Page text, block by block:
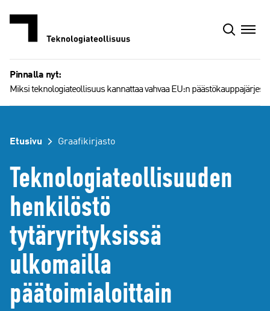
Pinnalla nyt:
Miksi teknologiateollisuus kannattaa vahvaa EU:n
Etusivu Graafikirjasto
Teknologiateollisuuden
henkilöstö
tytäryrityksissä
ulkomailla
päätoimialoittain